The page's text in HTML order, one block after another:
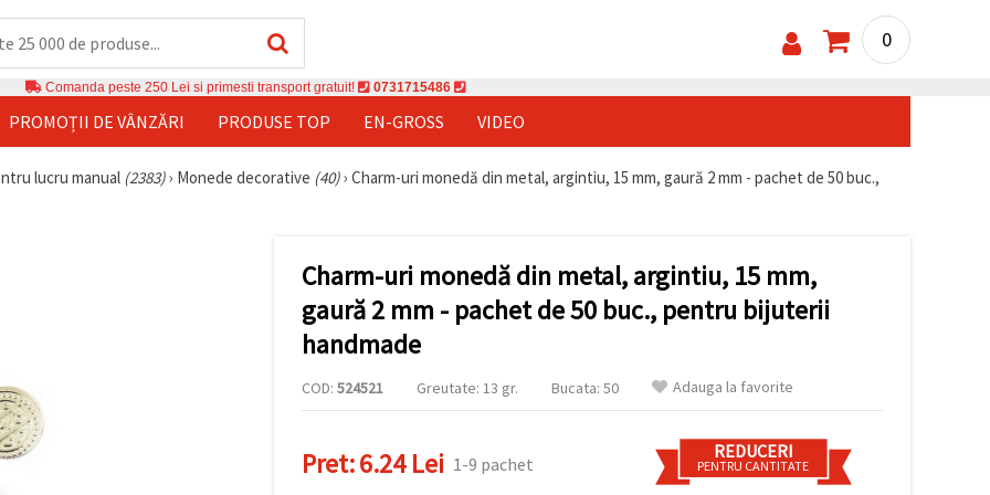
0
Comanda peste 250 Lei si primesti transport gratuit! 0731715486
PROMOȚII DE VÂNZĂRI PRODUSE TOP EN-GROSS VIDEO
lucru manual (2383)› Monede decorative (40)› Charm-uri monedă din metal, argintiu, 15 mm, gaură 2 mm - pachet de 50 buc.,
Charm-uri monedă din metal, argintiu, 15 mm,
gaură 2 mm - pachet de 50 buc., pentru bijuterii
handmade
COD: 524521 Greutate: 13 gr. Bucata: 50 Adauga la favorite
Pret:6.24 Lei 1-9 pachet
REDUCERI
PENTRU CANTITATE